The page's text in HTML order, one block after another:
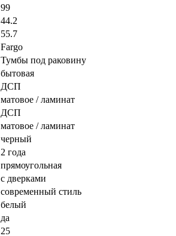
99
44.2
55.7
Fargo
Тумбы под раковину
бытовая
ДСП
матовое / ламинат
ДСП
матовое / ламинат
черный
2 года
прямоугольная
с дверками
современный стиль
белый
да
25